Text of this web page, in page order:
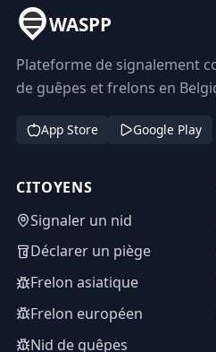
WASPP
Plateforme de signalement
de guêpes et frelons en
App Store Google Play
CITOYENS
Signaler un nid
Déclarer un piège
Frelon asiatique
Frelon européen
Nid de guêpes